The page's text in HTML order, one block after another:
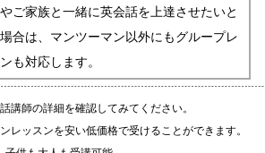
ご家族と一緒に英会話を上達させたいと
合は、マンツーマン以外にもグループレ
も対応します。
講師の詳細を確認してみてください。
レッスンを安い低価格で受けることができます。